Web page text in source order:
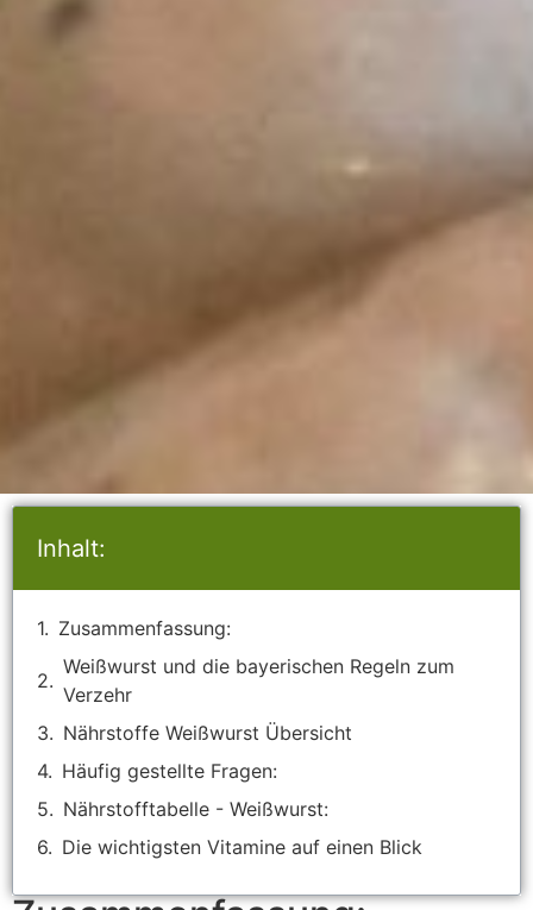
Inhalt:
Zusammenfassung:
Weißwurst und die bayerischen Regeln zum
Verzehr
Nährstoffe Weißwurst Übersicht
Häufig gestellte Fragen:
Nährstofftabelle - Weißwurst:
Die wichtigsten Vitamine auf einen Blick